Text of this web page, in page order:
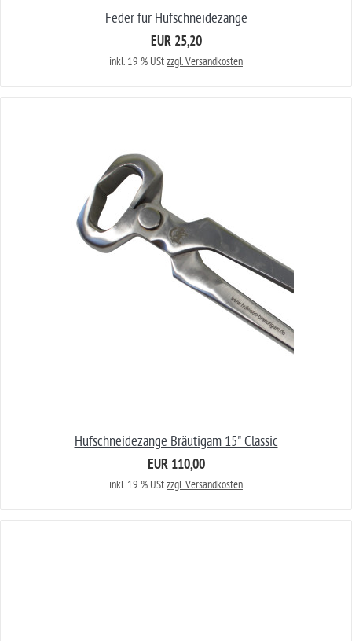
Feder für Hufschneidezange
EUR 25,20
inkl. 19 % UStzzgl. Versandkosten
Hufschneidezange Bräutigam 15" Classic
EUR 110,00
inkl. 19 % UStzzgl. Versandkosten